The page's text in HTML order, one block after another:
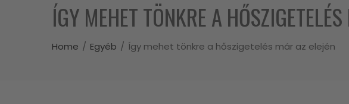
ÍGY MEHET TÖNKRE A
Home Egyéb Így mehet tönkre a hőszigetelés már az elején